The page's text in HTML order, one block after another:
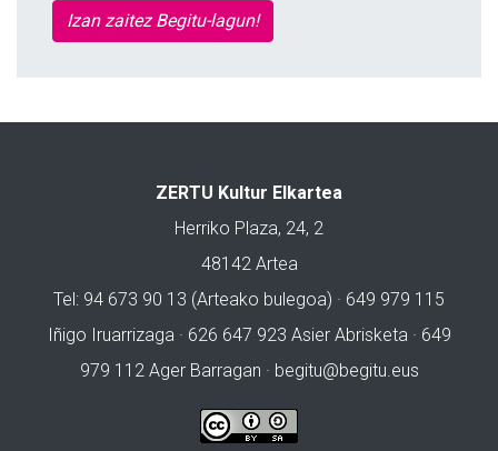
Izan zaitez Begitu-lagun!
ZERTU Kultur Elkartea
Herriko Plaza, 24, 2
48142 Artea
Tel: 94 673 90 13 (Arteako bulegoa) · 649 979 115
Iñigo Iruarrizaga · 626 647 923 Asier Abrisketa · 649
979 112 Ager Barragan · begitu@begitu.eus